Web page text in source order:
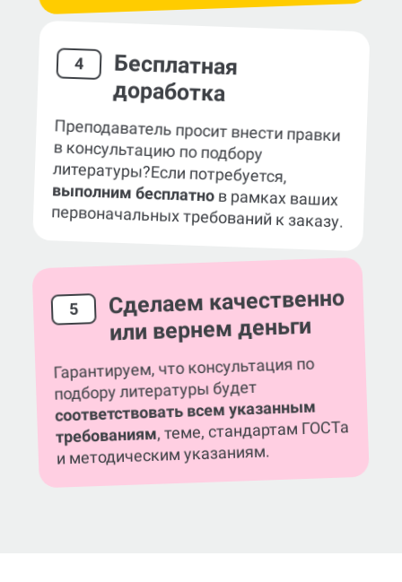
4 Бесплатная
доработка
Преподаватель просит внести правки
в консультацию по подбору
литературы?Если потребуется,
выполним бесплатнов рамках ваших
первоначальных требований к заказу.
5 Сделаем качественно
или вернем деньги
Гарантируем, что консультация по
подбору литературы будет
соответствовать всем указанным
требованиям, теме, стандартам ГОСТа
и методическим указаниям.